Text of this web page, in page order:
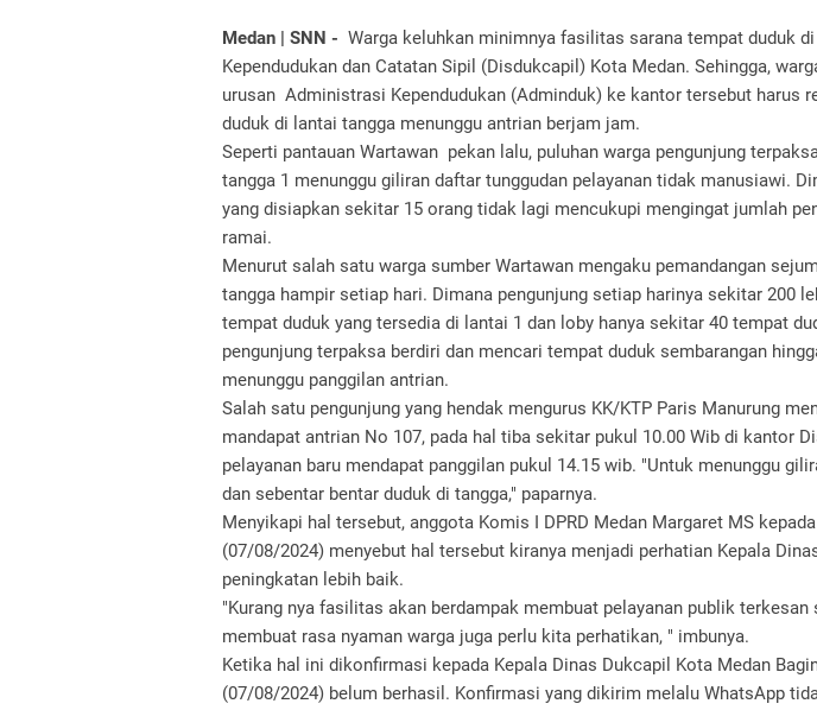
Medan | SNN - Warga keluhkan minimnya fasilitas sarana tempat duduk
Kependudukan dan Catatan Sipil (Disdukcapil) Kota Medan. Sehingga,
urusan Administrasi Kependudukan (Adminduk) ke kantor tersebut harus
duduk di lantai tangga menunggu antrian berjam jam.
Seperti pantauan Wartawan pekan lalu, puluhan warga pengunjung
tangga 1 menunggu giliran daftar tunggudan pelayanan tidak manusiawi.
yang disiapkan sekitar 15 orang tidak lagi mencukupi mengingat jumlah
ramai.
Menurut salah satu warga sumber Wartawan mengaku pemandangan
tangga hampir setiap hari. Dimana pengunjung setiap harinya sekitar 200
tempat duduk yang tersedia di lantai 1 dan loby hanya sekitar 40 tempat
pengunjung terpaksa berdiri dan mencari tempat duduk sembarangan
menunggu panggilan antrian.
Salah satu pengunjung yang hendak mengurus KK/KTP Paris Manurung
mandapat antrian No 107, pada hal tiba sekitar pukul 10.00 Wib di kantor
pelayanan baru mendapat panggilan pukul 14.15 wib. "Untuk menunggu
dan sebentar bentar duduk di tangga," paparnya.
Menyikapi hal tersebut, anggota Komis I DPRD Medan Margaret MS
(07/08/2024) menyebut hal tersebut kiranya menjadi perhatian Kepala
peningkatan lebih baik.
"Kurang nya fasilitas akan berdampak membuat pelayanan publik terkesan
membuat rasa nyaman warga juga perlu kita perhatikan, " imbunya.
Ketika hal ini dikonfirmasi kepada Kepala Dinas Dukcapil Kota Medan
(07/08/2024) belum berhasil. Konfirmasi yang dikirim melalu WhatsApp